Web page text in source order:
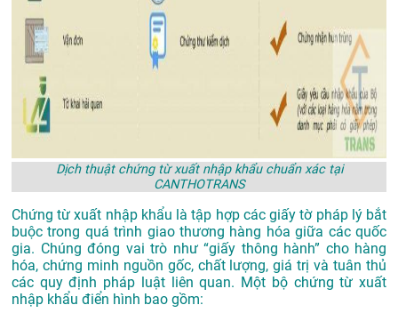
Dịch thuật chứng từ xuất nhập khẩu chuẩn xác tại
CANTHOTRANS
Chứng từ xuất nhập khẩu là tập hợp các giấy tờ pháp lý bắt
buộc trong quá trình giao thương hàng hóa giữa các quốc
gia. Chúng đóng vai trò như “giấy thông hành” cho hàng
hóa, chứng minh nguồn gốc, chất lượng, giá trị và tuân thủ
các quy định pháp luật liên quan. Một bộ chứng từ xuất
nhập khẩu điển hình bao gồm: